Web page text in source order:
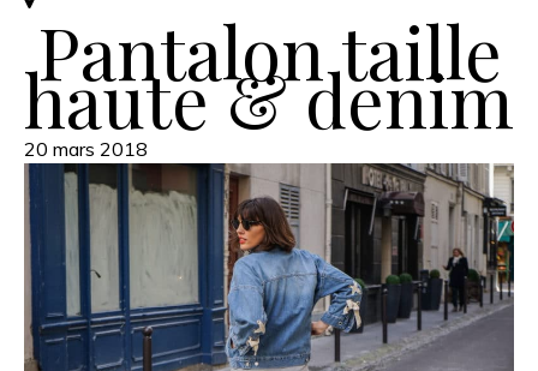
Pantalon taille
haute & denim
20 mars 2018